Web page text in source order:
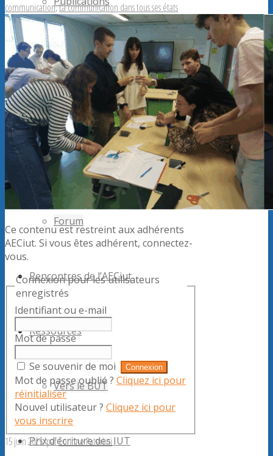
Adhérents AECiut
Promouvoir l’AECiut
Offres de postes
Forum
Rencontres de l’AECiut
Ressources
Vers le BUT
Prix d’écriture des IUT
communication,La communication dans tous ses états
Ce contenu est restreint aux adhérents
AECiut. Si vous êtes adhérent, connectez-
vous.
Connexion pour les utilisateurs
enregistrés
Identifiant ou e-mail
Mot de passe
Se souvenir de moi
Mot de passe oublié ? Cliquez ici pour
réinitialiser
Nouvel utilisateur ? Cliquez ici pour
vous inscrire
15 juin 2025/parCorinne Paterlini